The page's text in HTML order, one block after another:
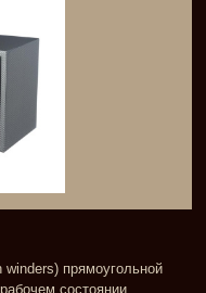
прямоугольной
состоянии